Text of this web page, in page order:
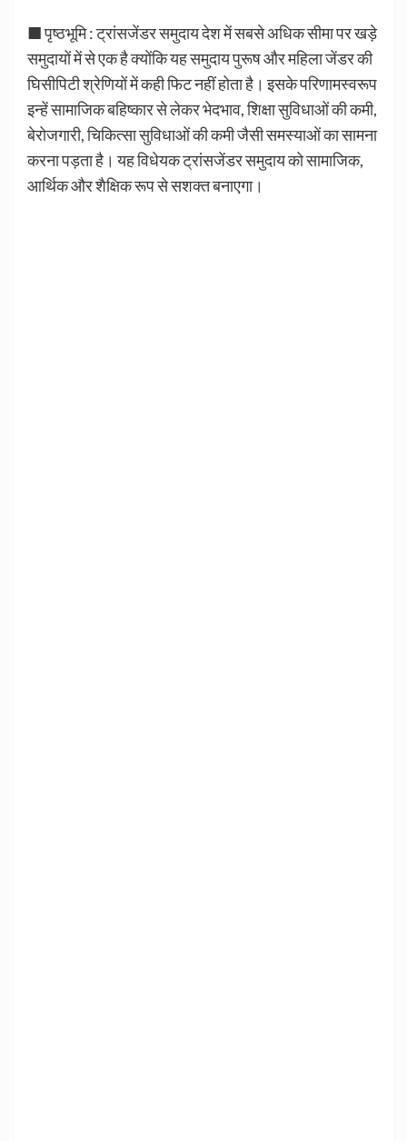
■ पृष्ठभूमि : ट्रांसजेंडर समुदाय देश में सबसे अधिक सीमा पर खड़े
समुदायों में से एक है क्योंकि यह समुदाय पुरूष और महिला जेंडर की
घिसीपिटी श्रेणियों में कही फिट नहीं होता है। इसके परिणामस्वरूप
इन्हें सामाजिक बहिष्कार से लेकर भेदभाव, शिक्षा सुविधाओं की कमी,
बेरोजगारी, चिकित्सा सुविधाओं की कमी जैसी समस्याओं का सामना
करना पड़ता है। यह विधेयक ट्रांसजेंडर समुदाय को सामाजिक,
आर्थिक और शैक्षिक रूप से सशक्त बनाएगा।